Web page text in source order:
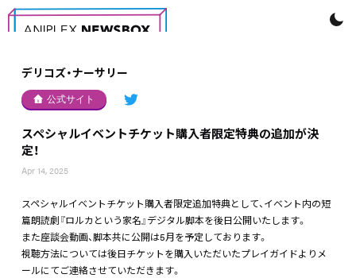
デリコズ・ナーサリー
公式サイト
スペシャルイベントチケット購入者限定特典の追加が決
定！
Apr 14, 2025
スペシャルイベントチケット購入者限定追加特典として、イベント内の短
篇朗読劇『ロルカという家名』デジタル脚本を後日公開いたします。
また座談会動画、脚本共に公開は5月を予定しております。
視聴方法については後日チケットを購入いただいたプレイガイドよりメ
ールにてご連絡させていただきます。